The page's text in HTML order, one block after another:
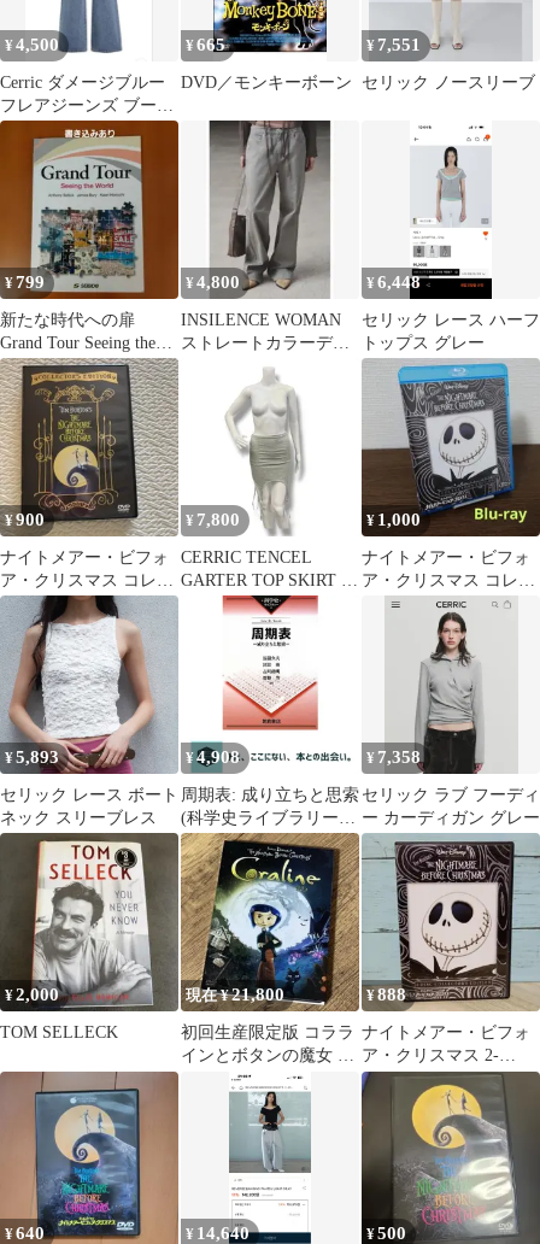
¥4,500
Cerric ダメージブルー
フレアジーンズ ブーツ
カットパンツ y2k 00s
¥665
DVD／モンキーボーン
¥ 7,551
セリック ノースリーブ
¥799
新たな時代への扉
Grand Tour Seeing the
World
¥4,800
INSILENCE WOMAN
ストレートカラーデニ
ム グレー MUSINSA
¥6,448
セリック レース ハーフ
トップス グレー
¥900
ナイトメアー・ビフォ
ア・クリスマス コレク
ターズ・エディション
('93米)〈2…
¥ 7,800
CERRIC TENCEL
GARTER TOP SKIRT テ
ンセルギャザートップ
スカート ミニスカート
タイトスカート セリッ
ク グレー F （822MG）
¥ 1,000
ナイトメアー・ビフォ
ア・クリスマス コレク
ターズ・エディション
(デジタルリマス…
¥5,893
セリック レース ボート
ネック スリーブレス
¥4,908
周期表: 成り立ちと思索
(科学史ライブラリー)
エリック シェリー?
Scerri,Eric R.? 久夫, 馬
淵? 功, 冨田? 路明, 古
川; 等, 菅…
¥ 7,358
セリック ラブ フーディ
ー カーディガン グレー
¥2,000
TOM SELLECK
現在 ¥21,800
初回生産限定版 コララ
インとボタンの魔女 3D
プレミアム・エディシ
¥888
ナイトメアー・ビフォ
ア・クリスマス 2-
Disc・コレクターズ・
エディション(…
¥640 ¥ 14,640 ¥500